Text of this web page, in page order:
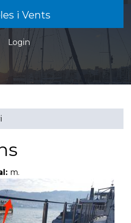
i Vents
Login
la visibilitat del menú
m.